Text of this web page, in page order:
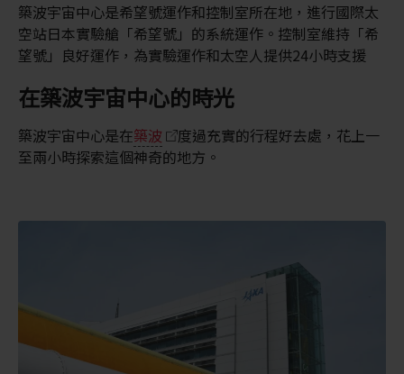
築波宇宙中心是希望號運作和控制室所在地，進行國際太
空站日本實驗艙「希望號」的系統運作。控制室維持「希
望號」良好運作，為實驗運作和太空人提供24小時支援
在築波宇宙中心的時光
築波宇宙中心是在築波
度過充實的行程好去處，花上一
至兩小時探索這個神奇的地方。